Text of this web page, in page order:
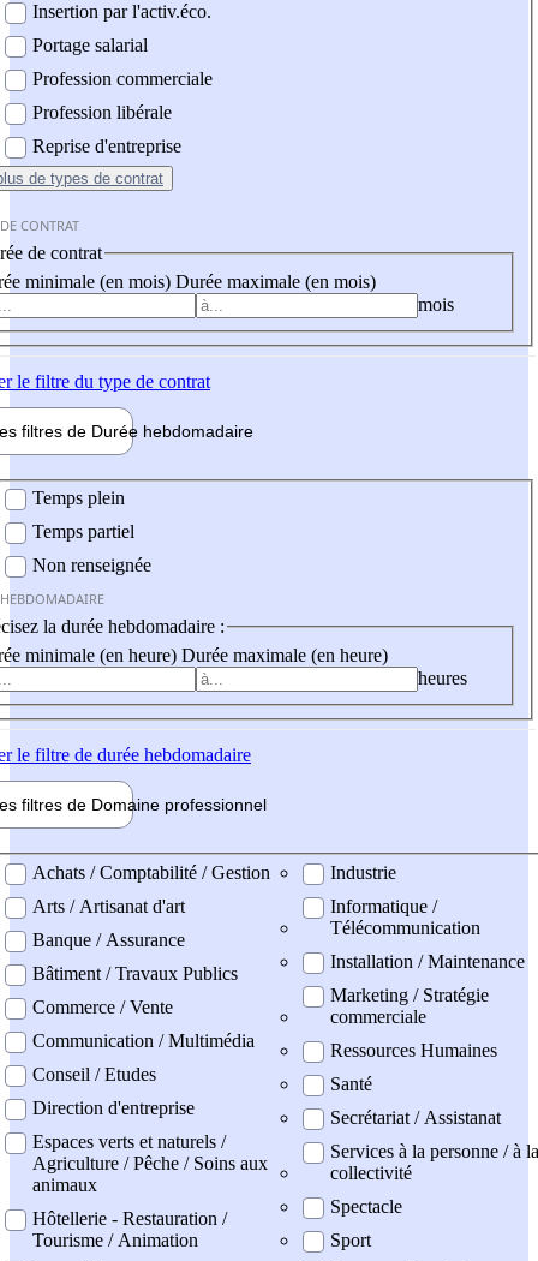
Insertion par l'activ.éco.
Portage salarial
Profession commerciale
Profession libérale
Reprise d'entreprise
de types de contrat
CONTRAT
de contrat
minimale (en mois) Durée maximale (en mois)
mois
le filtre du type de contrat
filtres de Durée hebdomadaire
Temps plein
Temps partiel
Non renseignée
la durée hebdomadaire :
minimale (en heure) Durée maximale (en heure)
heures
le filtre de durée hebdomadaire
filtres de Domaine professionnel
professionel
Achats / Comptabilité / Gestion
Arts / Artisanat d'art
Banque / Assurance
Bâtiment / Travaux Publics
Commerce / Vente
Communication / Multimédia
Conseil / Etudes
Direction d'entreprise
Espaces verts et naturels /
Agriculture / Pêche / Soins aux
animaux
Hôtellerie - Restauration /
Tourisme / Animation
Industrie
Informatique /
Télécommunication
Installation / Maintenance
Marketing / Stratégie
commerciale
Ressources Humaines
Santé
Secrétariat / Assistanat
Services à la personne / à la
collectivité
Spectacle
Sport